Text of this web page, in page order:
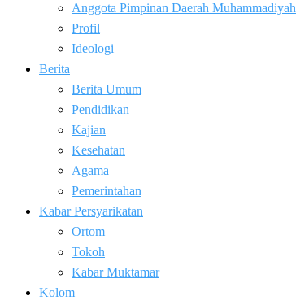
Anggota Pimpinan Daerah Muhammadiyah
Profil
Ideologi
Berita
Berita Umum
Pendidikan
Kajian
Kesehatan
Agama
Pemerintahan
Kabar Persyarikatan
Ortom
Tokoh
Kabar Muktamar
Kolom